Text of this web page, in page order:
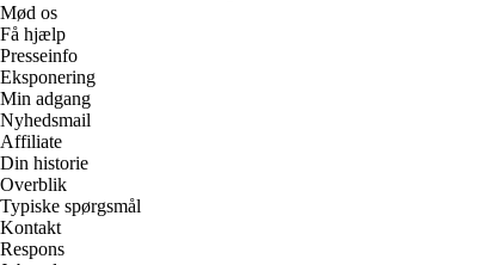
Mød os
Få hjælp
Presseinfo
Eksponering
Min adgang
Nyhedsmail
Affiliate
Din historie
Overblik
Typiske spørgsmål
Kontakt
Respons